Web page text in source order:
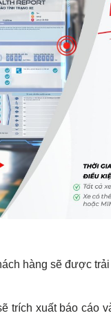
hàng sẽ được
trích xuất báo cáo